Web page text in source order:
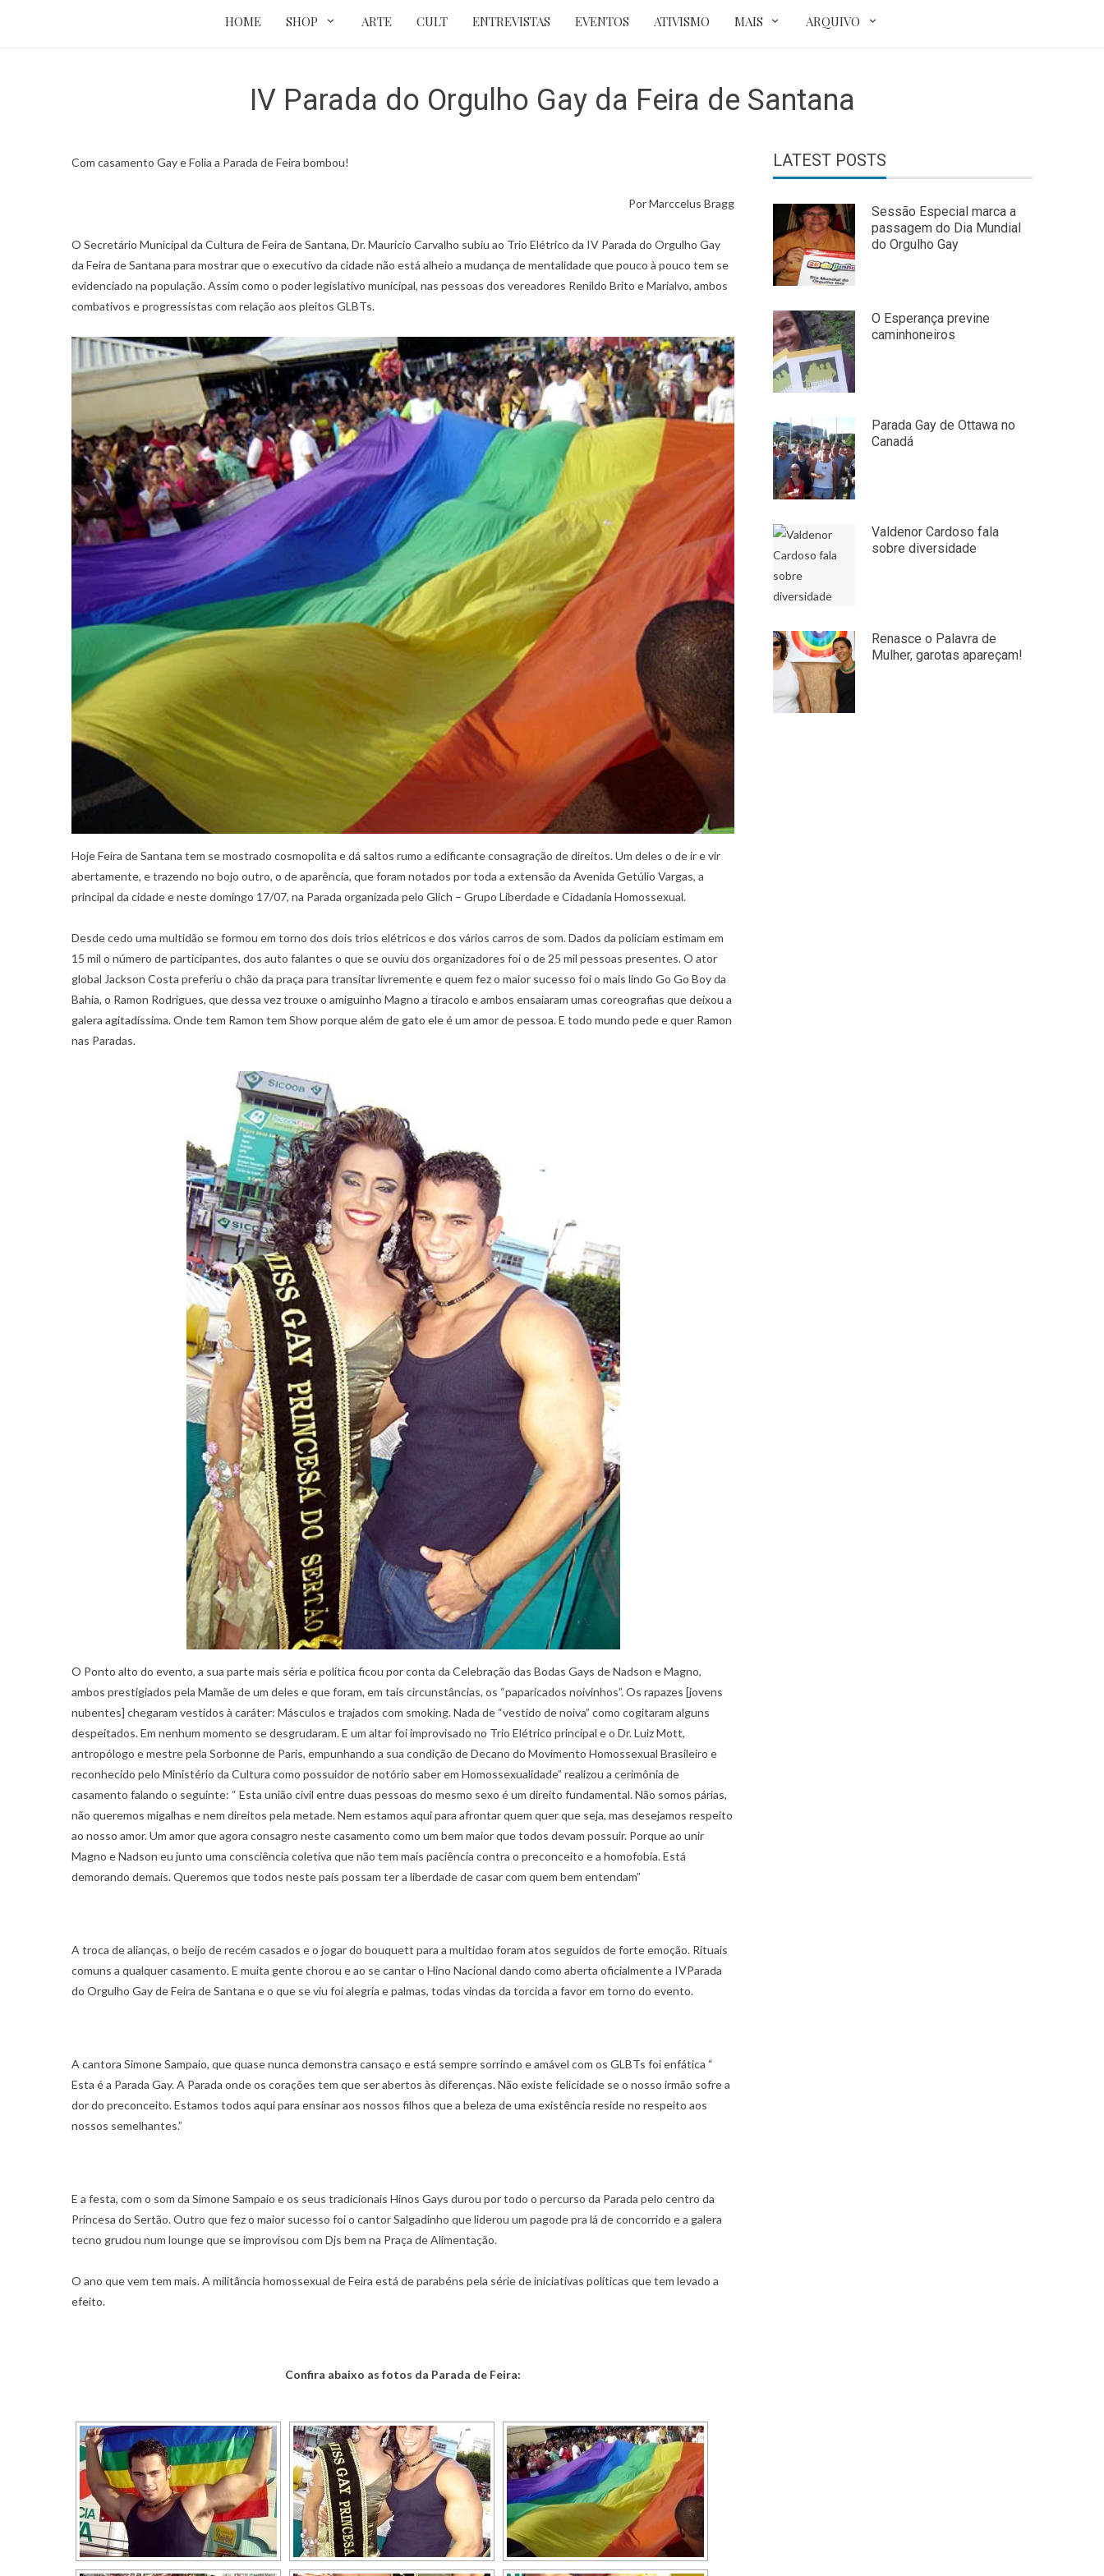
HOME SHOP ARTE CULT ENTREVISTAS EVENTOS ATIVISMO MAIS ARQUIVO
IV Parada do Orgulho Gay da Feira de Santana
Com casamento Gay e Folia a Parada de Feira bombou!
Por Marccelus Bragg
O Secretário Municipal da Cultura de Feira de Santana, Dr. Mauricio Carvalho subiu ao Trio Elétrico da IV Parada do Orgulho Gay
da Feira de Santana para mostrar que o executivo da cidade não está alheio a mudança de mentalidade que pouco à pouco tem se
evidenciado na população. Assim como o poder legislativo municipal, nas pessoas dos vereadores Renildo Brito e Marialvo, ambos
combativos e progressistas com relação aos pleitos GLBTs.
Hoje Feira de Santana tem se mostrado cosmopolita e dá saltos rumo a edificante consagração de direitos. Um deles o de ir e vir
abertamente, e trazendo no bojo outro, o de aparência, que foram notados por toda a extensão da Avenida Getúlio Vargas, a
principal da cidade e neste domingo 17/07, na Parada organizada pelo Glich – Grupo Liberdade e Cidadania Homossexual.
Desde cedo uma multidão se formou em torno dos dois trios elétricos e dos vários carros de som. Dados da policiam estimam em
15 mil o número de participantes, dos auto falantes o que se ouviu dos organizadores foi o de 25 mil pessoas presentes. O ator
global Jackson Costa preferiu o chão da praça para transitar livremente e quem fez o maior sucesso foi o mais lindo Go Go Boy da
Bahia, o Ramon Rodrigues, que dessa vez trouxe o amiguinho Magno a tiracolo e ambos ensaiaram umas coreografias que deixou a
galera agitadíssima. Onde tem Ramon tem Show porque além de gato ele é um amor de pessoa. E todo mundo pede e quer Ramon
nas Paradas.
O Ponto alto do evento, a sua parte mais séria e política ficou por conta da Celebração das Bodas Gays de Nadson e Magno,
ambos prestigiados pela Mamãe de um deles e que foram, em tais circunstâncias, os “paparicados noivinhos”. Os rapazes [jovens
nubentes] chegaram vestidos à caráter: Másculos e trajados com smoking. Nada de “vestido de noiva” como cogitaram alguns
despeitados. Em nenhum momento se desgrudaram. E um altar foi improvisado no Trio Elétrico principal e o Dr. Luiz Mott,
antropólogo e mestre pela Sorbonne de Paris, empunhando a sua condição de Decano do Movimento Homossexual Brasileiro e
reconhecido pelo Ministério da Cultura como possuidor de notório saber em Homossexualidade” realizou a cerimônia de
casamento falando o seguinte: “ Esta união civil entre duas pessoas do mesmo sexo é um direito fundamental. Não somos párias,
não queremos migalhas e nem direitos pela metade. Nem estamos aqui para afrontar quem quer que seja, mas desejamos respeito
ao nosso amor. Um amor que agora consagro neste casamento como um bem maior que todos devam possuir. Porque ao unir
Magno e Nadson eu junto uma consciência coletiva que não tem mais paciência contra o preconceito e a homofobia. Está
demorando demais. Queremos que todos neste país possam ter a liberdade de casar com quem bem entendam”
A troca de alianças, o beijo de recém casados e o jogar do bouquett para a multidao foram atos seguidos de forte emoção. Rituais
comuns a qualquer casamento. E muita gente chorou e ao se cantar o Hino Nacional dando como aberta oficialmente a IVParada
do Orgulho Gay de Feira de Santana e o que se viu foi alegria e palmas, todas vindas da torcida a favor em torno do evento.
A cantora Simone Sampaio, que quase nunca demonstra cansaço e está sempre sorrindo e amável com os GLBTs foi enfática “
Esta é a Parada Gay. A Parada onde os corações tem que ser abertos às diferenças. Não existe felicidade se o nosso irmão sofre a
dor do preconceito. Estamos todos aqui para ensinar aos nossos filhos que a beleza de uma existência reside no respeito aos
nossos semelhantes.”
E a festa, com o som da Simone Sampaio e os seus tradicionais Hinos Gays durou por todo o percurso da Parada pelo centro da
Princesa do Sertão. Outro que fez o maior sucesso foi o cantor Salgadinho que liderou um pagode pra lá de concorrido e a galera
tecno grudou num lounge que se improvisou com Djs bem na Praça de Alimentação.
O ano que vem tem mais. A militância homossexual de Feira está de parabéns pela série de iniciativas políticas que tem levado a
efeito.
Confira abaixo as fotos da Parada de Feira:
LATEST POSTS
Sessão Especial marca a
passagem do Dia Mundial
do Orgulho Gay
O Esperança previne
caminhoneiros
Parada Gay de Ottawa no
Canadá
Valdenor Cardoso fala
sobre diversidade
Renasce o Palavra de
Mulher, garotas apareçam!